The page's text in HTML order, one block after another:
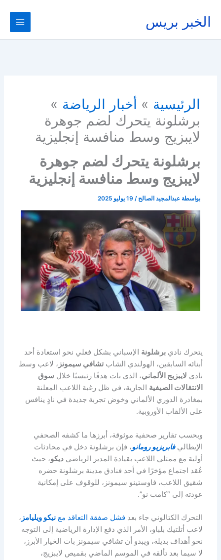
المحتوى
الخبر بريس
الرئيسية
أخبار الرياضة
برشلونة يتحرك لضم جوهرة
لايبزيج وسط منافسة إنجليزية
برشلونة يتحرك لضم جوهرة
لايبزيج وسط منافسة إنجليزية
بواسطة عبدالمجيد الصالح/ 19 يوليو 2025
يتحرك ناديبرشلونة الإسباني بشكل فعلي نحو استعادة أحد
أبنائه السابقين، الهولندي الشابتشافي سيمونز ، لاعب وسط
نادي لايبزيج الألماني، الذي بات هدفًا رئيسيًا خلال سوق
الانتقالات الصيفية الجارية، في ظل رغبة اللاعب المعلنة
بمغادرة الدوري الألماني وخوض تجربة جديدة في نادٍ ينافس
على الألقاب الأوروبية.
وبحسب تقارير صحفية موثوقة، أبرزها ما كشفه الصحفي
الإيطاليفابريزيو رومانو، فإن برشلونة دخل في محادثات
أولية مع ممثلي اللاعب بقيادة المدير الرياضيديكو، حيث
عُقد اجتماع مؤخرًا في أحد فنادق مدينة برشلونة حضره
شقيق اللاعب، فاوستينو سيمونز، للوقوف على إمكانية
عودته إلى “كامب نو”.
التحرك الكتالوني جاء بعد فشل صفقة التعاقد معنيكو ويليامز ،
لاعب أتلتيك بلباو، الأمر الذي دفع الإدارة الرياضية إلى التوجه
نحو أهداف بديلة، ويبدو أن تشافي سيمونز بات الخيار الأبرز،
لا سيما بعد تألقه في الموسم الماضي بقميص لايبزيج،